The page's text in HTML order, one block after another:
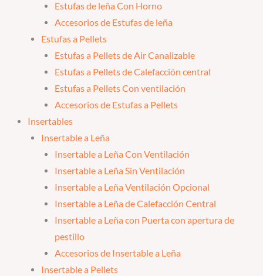
Estufas de leña Con Horno
Accesorios de Estufas de leña
Estufas a Pellets
Estufas a Pellets de Air Canalizable
Estufas a Pellets de Calefacción central
Estufas a Pellets Con ventilación
Accesorios de Estufas a Pellets
Insertables
Insertable a Leña
Insertable a Leña Con Ventilación
Insertable a Leña Sin Ventilación
Insertable a Leña Ventilación Opcional
Insertable a Leña de Calefacción Central
Insertable a Leña con Puerta con apertura de
pestillo
Accesorios de Insertable a Leña
Insertable a Pellets